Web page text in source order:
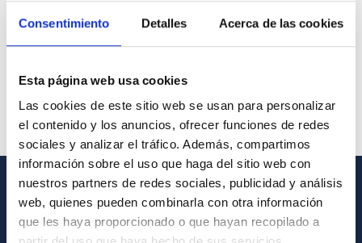
Consentimiento Detalles Acerca de las cookies
Esta página web usa cookies
Las cookies de este sitio web se usan para personalizar
el contenido y los anuncios, ofrecer funciones de redes
sociales y analizar el tráfico. Además, compartimos
información sobre el uso que haga del sitio web con
nuestros partners de redes sociales, publicidad y análisis
web, quienes pueden combinarla con otra información
que les haya proporcionado o que hayan recopilado a
INFORMACIÓN GENERAL
Contacto